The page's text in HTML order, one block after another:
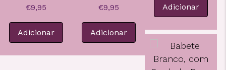
€9,95
Adicionar
€9,95
Adicionar
Adicionar